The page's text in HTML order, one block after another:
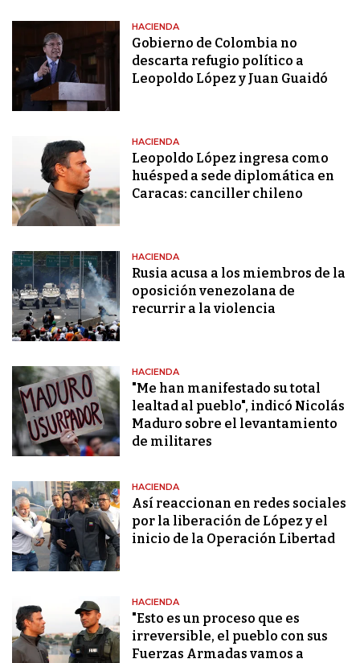
HACIENDA
Gobierno de Colombia no
descarta refugio político a
Leopoldo López y Juan Guaidó
HACIENDA
Leopoldo López ingresa como
huésped a sede diplomática en
Caracas: canciller chileno
HACIENDA
Rusia acusa a los miembros de la
oposición venezolana de
recurrir a la violencia
HACIENDA
"Me han manifestado su total
lealtad al pueblo", indicó Nicolás
Maduro sobre el levantamiento
de militares
HACIENDA
Así reaccionan en redes sociales
por la liberación de López y el
inicio de la Operación Libertad
HACIENDA
"Esto es un proceso que es
irreversible, el pueblo con sus
Fuerzas Armadas vamos a